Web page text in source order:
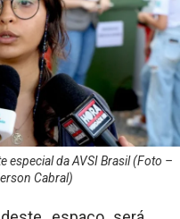
especial da AVSI Brasil (Foto –
Cabral)